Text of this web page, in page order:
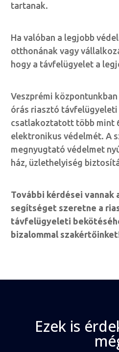
tartanak.
Ha valóban a legjobb
otthonának vagy
hogy a távfelügyelet a
Veszprémi
órás riasztó távfelügyeleti
csatlakoztatott több mint
elektronikus védelmét. A
megnyugtató védelmet
ház, üzlethelyiség
További kérdései vannak
segítséget szeretne a
távfelügyeleti
bizalommal
Ezek is